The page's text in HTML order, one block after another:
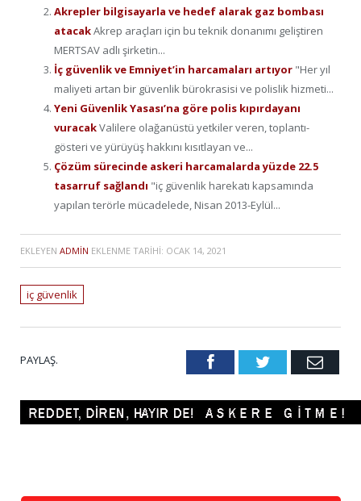
Akrepler bilgisayarla ve hedef alarak gaz bombası
atacakAkrep araçları için bu teknik donanımı geliştiren
MERTSAV adlı şirketin...
İç güvenlik ve Emniyet’in harcamaları artıyor "Her yıl
maliyeti artan bir güvenlik bürokrasisi ve polislik hizmeti...
Yeni Güvenlik Yasası’na göre polis kıpırdayanı
vuracakValilere olağanüstü yetkiler veren, toplantı-
gösteri ve yürüyüş hakkını kısıtlayan ve...
Çözüm sürecinde askeri harcamalarda yüzde 22.5
tasarruf sağlandı "iç güvenlik harekatı kapsamında
yapılan terörle mücadelede, Nisan 2013-Eylül...
EKLEYEN ADMIN EKLENME TARIHI: OCAK 14, 2021
iç güvenlik
PAYLAŞ. FacebookTwitter Email